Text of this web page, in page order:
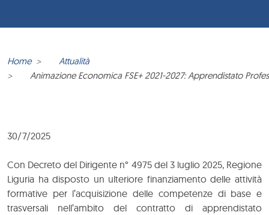
Home
Attualità
Animazione Economica FSE+ 2021-2027: Apprendistato
30/7/2025
Con Decreto del Dirigente n° 4975 del 3 luglio 2025, Regione
Liguria ha disposto un ulteriore finanziamento delle attività
formative per l’acquisizione delle competenze di base e
trasversali nell’ambito del contratto di apprendistato